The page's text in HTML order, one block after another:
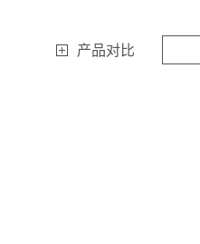
产品对比